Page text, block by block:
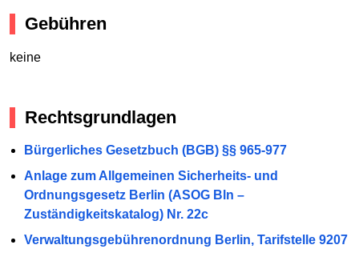
Gebühren
keine
Rechtsgrundlagen
Bürgerliches Gesetzbuch (BGB) §§ 965-977
Anlage zum Allgemeinen Sicherheits- und
Ordnungsgesetz Berlin (ASOG Bln –
Zuständigkeitskatalog) Nr. 22c
Verwaltungsgebührenordnung Berlin, Tarifstelle 9207